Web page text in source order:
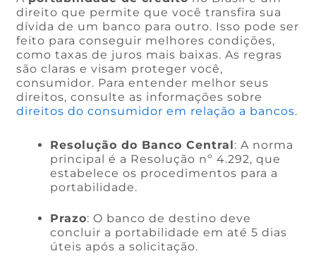
direito que permite que você transfira sua
dívida de um banco para outro. Isso pode ser
feito para conseguir melhores condições,
como taxas de juros mais baixas. As regras
são claras e visam proteger você,
consumidor. Para entender melhor seus
direitos, consulte as informações sobre
direitos do consumidor em relação a bancos.
Resolução do Banco Central: A norma
principal é a Resolução nº 4.292, que
estabelece os procedimentos para a
portabilidade.
Prazo: O banco de destino deve
concluir a portabilidade em até 5 dias
úteis após a solicitação.